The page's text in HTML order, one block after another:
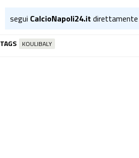
segui CalcioNapoli24.it
TAGS KOULIBALY